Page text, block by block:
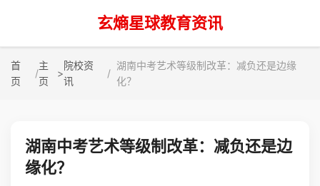
玄熵星球教育资讯
首
页
主
页
>
院校资
讯
湖南中考艺术等级制改革：减负还是边缘
化？
湖南中考艺术等级制改革：减负还是边
缘化？